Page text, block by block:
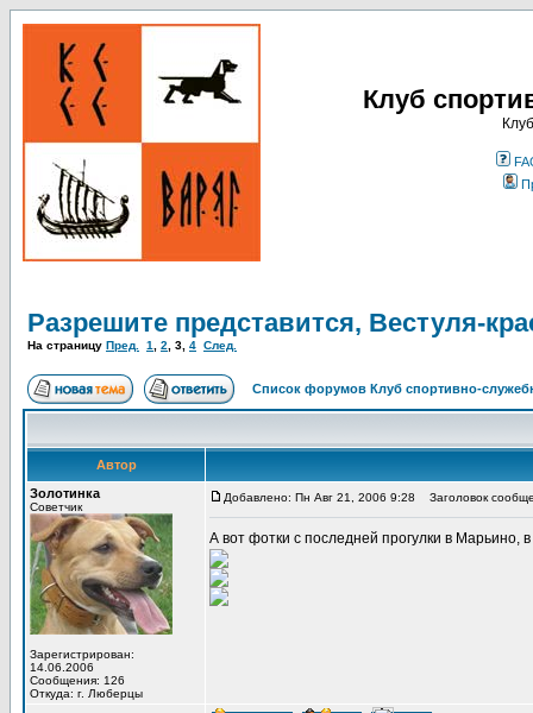
Клуб
Разрешите представится, Вестуля-
На страницу Пред. 1 2 3 4 След.
Список форумов Клуб спортивно-
Автор
Золотинка
Советчик
Зарегистрирован:
14.06.2006
Сообщения: 126
Откуда: г. Люберцы
Добавлено: Пн Авг 21, 2006 9:28 Заголовок
А вот фотки с последней прогулки в Марьино,